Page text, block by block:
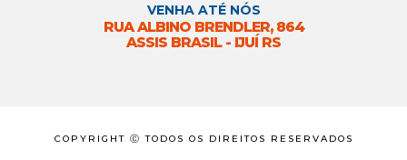
VENHA ATÉ NÓS
RUA ALBINO BRENDLER, 864
ASSIS BRASIL - IJUÍ RS
COPYRIGHT Ⓒ TODOS OS DIREITOS RESERVADOS